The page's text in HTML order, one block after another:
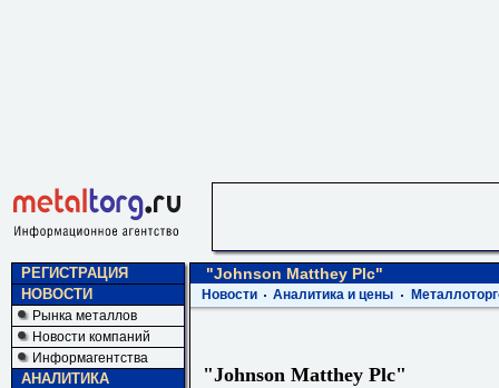
РЕГИСТРАЦИЯ
НОВОСТИ
Рынка металлов
Новости компаний
Информагентства
АНАЛИТИКА
"Johnson Matthey Plc"
Новости Аналитика и цены
"Johnson Matthey Plc"